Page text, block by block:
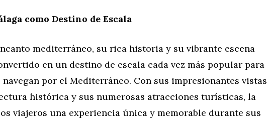
como Destino de Escala
mediterráneo, su rica historia y su vibrante escena
en un destino de escala cada vez más popular para
por el Mediterráneo. Con sus impresionantes vistas
histórica y sus numerosas atracciones turísticas, la
viajeros una experiencia única y memorable durante sus